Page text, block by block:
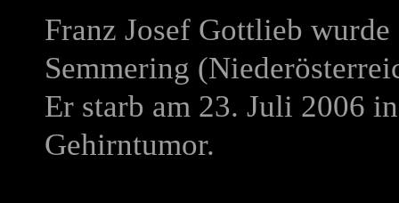
Franz Josef Gottlieb
Semmering
Er starb am 23. Juli 2006
Gehirntumor.